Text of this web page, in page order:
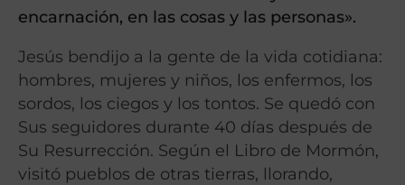
encarnación, en las cosas y las personas».
Jesús bendijo a la gente de la vida cotidiana:
hombres, mujeres y niños, los enfermos, los
sordos, los ciegos y los tontos. Se quedó con
Sus seguidores durante 40 días después de
Su Resurrección. Según el Libro de Mormón,
visitó pueblos de otras tierras, llorando,